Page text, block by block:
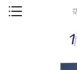
神學／教義